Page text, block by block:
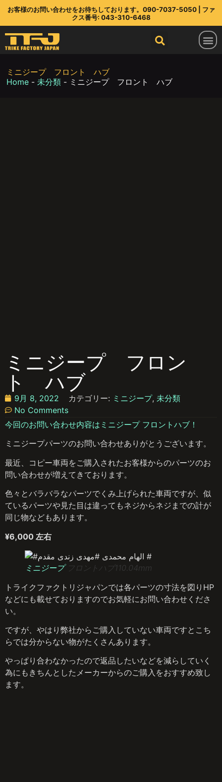
お客様のお問い合わせをお待ちしております。090-7037-5050 | ファ
クス番号: 043-310-6468
ミニジープ フロント ハブ
Home- 未分類- ミニジープ フロント ハブ
ミニジープ フロン
ト ハブ
9月 8, 2022 カテゴリー: ミニジープ, 未分類
No Comments
今回のお問い合わせ内容はミニジープ フロントハブ！
ミニジープパーツのお問い合わせありがとうございます。
最近、コピー車両をご購入されたお客様からのパーツのお
問い合わせが増えてきております。
色々とバラバラなパーツでくみ上げられた車両ですが、似
ているパーツや見た目は違ってもネジからネジまでの計が
同じ物などもあります。
¥6,000 左右
ミニジープフロントハブ110.04mm
トライクファクトリジャパンでは各パーツの寸法を図りHP
などにも載せておりますのでお気軽にお問い合わせくださ
い。
ですが、やはり弊社からご購入していない車両ですとこち
らでは分からない物がたくさんあります。
やっぱり合わなかったので返品したいなどを減らしていく
為にもきちんとしたメーカーからのご購入をおすすめ致し
ます。